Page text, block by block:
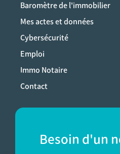
Baromètre de l'immobilier
Mes actes et données
Cybersécurité
Emploi
Immo Notaire
Contact
Besoin d'un